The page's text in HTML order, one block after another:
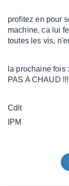
profitez en pour
machine, ca lui
toutes les vis,
la prochaine
PAS A CHAUD
Cdlt
IPM